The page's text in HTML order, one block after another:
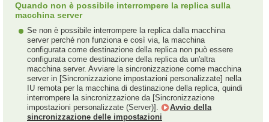
Quando non è possibile interrompere la replica sulla
macchina server
Se non è possibile interrompere la replica dalla macchina
server perché non funziona e così via, la macchina
configurata come destinazione della replica non può essere
configurata come destinazione della replica da un'altra
macchina server. Avviare la sincronizzazione come macchina
server in [Sincronizzazione impostazioni personalizzate] nella
IU remota per la macchina di destinazione della replica, quindi
interrompere la sincronizzazione da [Sincronizzazione
impostazioni personalizzate (Server)].
Avvio della
sincronizzazione delle impostazioni